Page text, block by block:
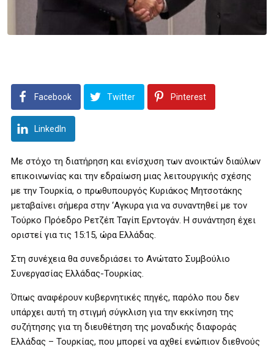
Facebook Twitter Pinterest
LinkedIn
Με στόχο τη διατήρηση και ενίσχυση των ανοικτών διαύλων
επικοινωνίας και την εδραίωση μιας λειτουργικής σχέσης
με την Τουρκία, ο πρωθυπουργός Κυριάκος Μητσοτάκης
μεταβαίνει σήμερα στην ‘Αγκυρα για να συναντηθεί με τον
Τούρκο Πρόεδρο Ρετζέπ Ταγίπ Ερντογάν. Η συνάντηση έχει
οριστεί για τις 15:15, ώρα Ελλάδας.
Στη συνέχεια θα συνεδριάσει το Ανώτατο Συμβούλιο
Συνεργασίας Ελλάδας-Τουρκίας.
Όπως αναφέρουν κυβερνητικές πηγές, παρόλο που δεν
υπάρχει αυτή τη στιγμή σύγκλιση για την εκκίνηση της
συζήτησης για τη διευθέτηση της μοναδικής διαφοράς
Ελλάδας – Τουρκίας, που μπορεί να αχθεί ενώπιον διεθνούς